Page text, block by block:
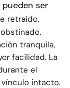
ser
retraído,
tranquila,
facilidad. La
el
intacto.